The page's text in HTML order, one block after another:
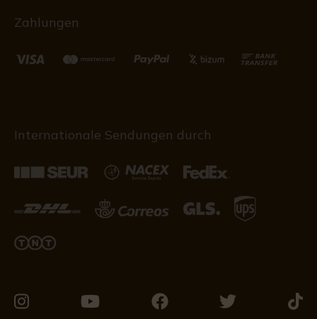
Zahlungen
Internationale Sendungen durch